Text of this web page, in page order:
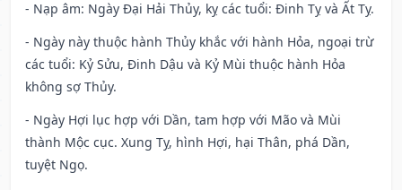
- Nạp âm: Ngày Đại Hải Thủy, kỵ các tuổi: Đinh Tỵ và Ất Tỵ.
- Ngày này thuộc hành Thủy khắc với hành Hỏa, ngoại trừ
các tuổi: Kỷ Sửu, Đinh Dậu và Kỷ Mùi thuộc hành Hỏa
không sợ Thủy.
- Ngày Hợi lục hợp với Dần, tam hợp với Mão và Mùi
thành Mộc cục. Xung Tỵ, hình Hợi, hại Thân, phá Dần,
tuyệt Ngọ.